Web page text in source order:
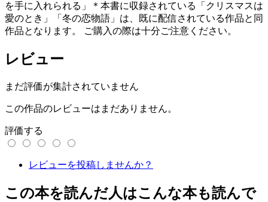
を手に入れられる」＊本書に収録されている「クリスマスは
愛のとき」「冬の恋物語」は、既に配信されている作品と同
作品となります。 ご購入の際は十分ご注意ください。
レビュー
まだ評価が集計されていません
この作品のレビューはまだありません。
評価する
レビューを投稿しませんか？
この本を読んだ人はこんな本も読んで